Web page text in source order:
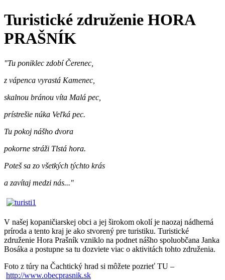
Turistické združenie HORA
PRAŠNÍK
"Tu poniklec zdobí Čerenec,
z vápenca vyrastá Kamenec,
skalnou bránou víta Malá pec,
prístrešie núka Veľká pec.
Tu pokoj nášho dvora
pokorne stráži Tlstá hora.
Poteš sa zo všetkých týchto krás
a zavítaj medzi nás..."
V našej kopaničiarskej obci a jej širokom okolí je naozaj nádherná
príroda a tento kraj je ako stvorený pre turistiku. Turistické
združenie Hora Prašník vzniklo na podnet nášho spoluobčana Janka
Bosáka a postupne sa tu dozviete viac o aktivitách tohto združenia.
Foto z túry na Čachtický hrad si môžete pozrieť TU –
http://www.obecprasnik.sk